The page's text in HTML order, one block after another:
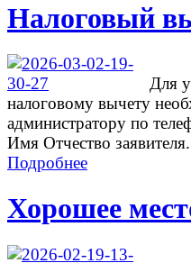
Налоговый
Для
налоговому вычету
администратору по
Имя Отчество
Подробнее
Хорошее